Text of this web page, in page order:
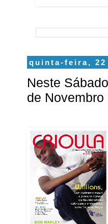
quinta-feira, 22
Neste
de